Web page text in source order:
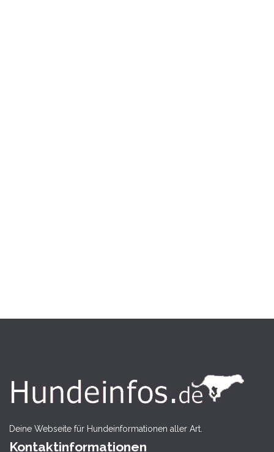
Deine Webseite für Hundeinformationen aller Art.
Kontaktinformationen